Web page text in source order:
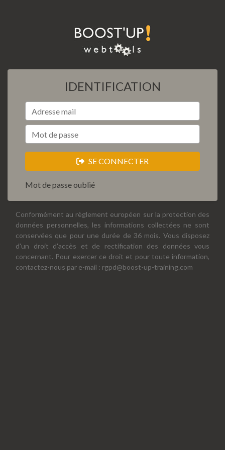
IDENTIFICATION
SE CONNECTER
Mot de passe oublié
Conformément au règlement européen sur la protection des
données personnelles, les informations collectées ne sont
conservées que pour une durée de 36 mois. Vous disposez
d'un droit d'accès et de rectification des données vous
concernant. Pour exercer ce droit et pour toute information,
contactez-nous par e-mail : rgpd@boost-up-training.com